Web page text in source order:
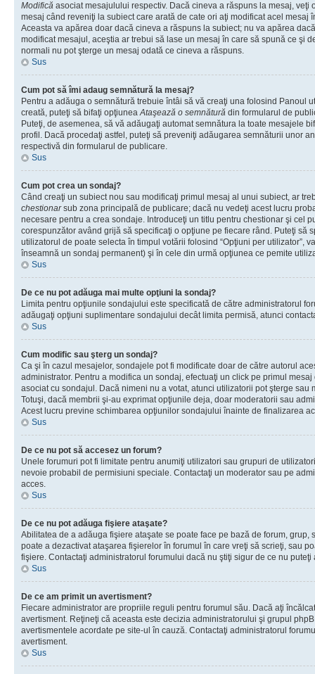
Modifică asociat mesajulului respectiv. Dacă cineva a răspuns la mesaj, veţi
mesaj când reveniţi la subiect care arată de cate ori aţi modificat acel mesaj
Aceasta va apărea doar dacă cineva a răspuns la subiect; nu va apărea
modificat mesajul, aceştia ar trebui să lase un mesaj în care să spună ce şi
normali nu pot şterge un mesaj odată ce cineva a răspuns.
Sus
Cum pot să îmi adaug semnătură la mesaj?
Pentru a adăuga o semnătură trebuie întâi să vă creaţi una folosind Panoul
creată, puteţi să bifaţi opţiuneaAtaşează o semnătură din formularul de
Puteţi, de asemenea, să vă adăugaţi automat semnătura la toate mesajele
profil. Dacă procedaţi astfel, puteţi să preveniţi adăugarea semnăturii unor
respectivă din formularul de publicare.
Sus
Cum pot crea un sondaj?
Când creaţi un subiect nou sau modificaţi primul mesaj al unui subiect, ar
chestionarsub zona principală de publicare; dacă nu vedeţi acest lucru
necesare pentru a crea sondaje. Introduceţi un titlu pentru chestionar şi cel
corespunzător având grijă să specificaţi o opţiune pe fiecare rând. Puteţi să
utilizatorul de poate selecta în timpul votării folosind “Opţiuni per utilizator”,
înseamnă un sondaj permanent) şi în cele din urmă opţiunea ce pemite
Sus
De ce nu pot adăuga mai multe opţiuni la sondaj?
Limita pentru opţiunile sondajului este specificată de către administratorul
adăugaţi opţiuni suplimentare sondajului decât limita permisă, atunci
Sus
Cum modific sau şterg un sondaj?
Ca şi în cazul mesajelor, sondajele pot fi modificate doar de către autorul
administrator. Pentru a modifica un sondaj, efectuaţi un click pe primul
asociat cu sondajul. Dacă nimeni nu a votat, atunci utilizatorii pot şterge
Totuşi, dacă membrii şi-au exprimat opţiunile deja, doar moderatorii sau
Acest lucru previne schimbarea opţiunilor sondajului înainte de finalizarea
Sus
De ce nu pot să accesez un forum?
Unele forumuri pot fi limitate pentru anumiţi utilizatori sau grupuri de
nevoie probabil de permisiuni speciale. Contactaţi un moderator sau pe
acces.
Sus
De ce nu pot adăuga fişiere ataşate?
Abilitatea de a adăuga fişiere ataşate se poate face pe bază de forum, grup,
poate a dezactivat ataşarea fişierelor în forumul în care vreţi să scrieţi, sau
fişiere. Contactaţi administratorul forumului dacă nu ştiţi sigur de ce nu
Sus
De ce am primit un avertisment?
Fiecare administrator are propriile reguli pentru forumul său. Dacă aţi
avertisment. Reţineţi că aceasta este decizia administratorului şi grupul
avertismentele acordate pe site-ul în cauză. Contactaţi administratorul
avertisment.
Sus